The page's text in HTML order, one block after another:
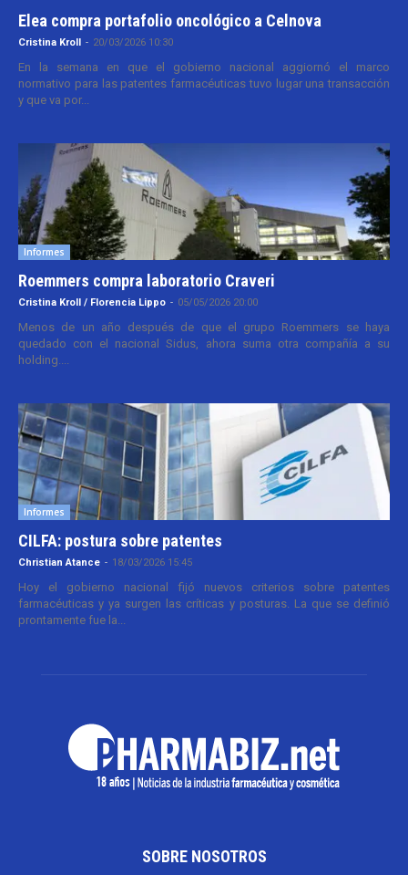
Elea compra portafolio oncológico a Celnova
Cristina Kroll - 20/03/2026 10:30
En la semana en que el gobierno nacional aggiornó el marco
normativo para las patentes farmacéuticas tuvo lugar una transacción
y que va por...
Informes
Roemmers compra laboratorio Craveri
Cristina Kroll / Florencia Lippo - 05/05/2026 20:00
Menos de un año después de que el grupo Roemmers se haya
quedado con el nacional Sidus, ahora suma otra compañía a su
holding....
Informes
CILFA: postura sobre patentes
Christian Atance - 18/03/2026 15:45
Hoy el gobierno nacional fijó nuevos criterios sobre patentes
farmacéuticas y ya surgen las críticas y posturas. La que se definió
prontamente fue la...
SOBRE NOSOTROS